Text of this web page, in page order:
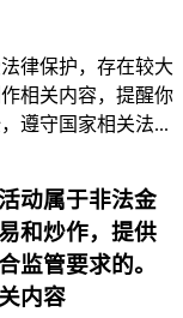
律保护，存在较大
相关内容，提醒你
遵守国家相关法...
动属于非法金
和炒作，提供
监管要求的。
内容